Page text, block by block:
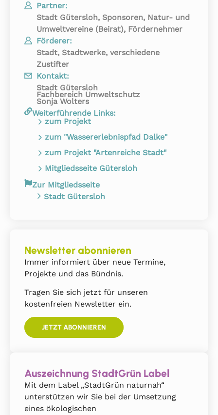
Partner:
Stadt Gütersloh, Sponsoren, Natur- und
Umweltvereine (Beirat), Fördernehmer
Förderer:
Stadt, Stadtwerke, verschiedene
Zustifter
Kontakt:
Stadt Gütersloh
Fachbereich Umweltschutz
Sonja Wolters
Weiterführende Links:
zum Projekt
zum "Wassererlebnispfad Dalke"
zum Projekt "Artenreiche Stadt"
Mitgliedsseite Gütersloh
Zur Mitgliedsseite
Stadt Gütersloh
Newsletter abonnieren
Immer informiert über neue Termine,
Projekte und das Bündnis.
Tragen Sie sich jetzt für unseren
kostenfreien Newsletter ein.
JETZT ABONNIEREN
Auszeichnung StadtGrün Label
Mit dem Label „StadtGrün naturnah“
unterstützen wir Sie bei der Umsetzung
eines ökologischen